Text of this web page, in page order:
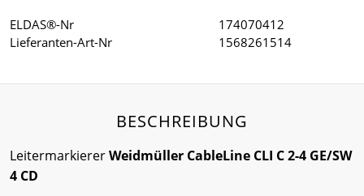
ELDAS®-Nr
174070412
Lieferanten-Art-Nr
1568261514
BESCHREIBUNG
LeitermarkiererWeidmüller CableLine CLI C 2-4 GE/SW
4 CD